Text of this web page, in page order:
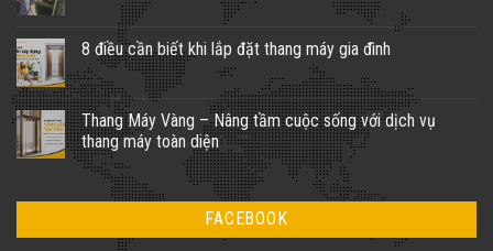
8 điều cần biết khi lắp đặt thang máy gia đình
Thang Máy Vàng – Nâng tầm cuộc sống với dịch vụ
thang máy toàn diện
FACEBOOK